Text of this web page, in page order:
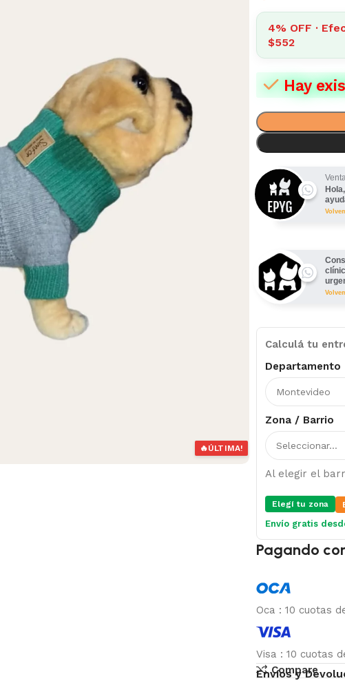
🔥ÚLTIMA!
4% OFF ·
$552
Hay
Calculá tu
Departamento
Zona / Barrio
Al elegir el
Elegí tu zona
Envío gratis
Pagando
Oca : 10 cuotas
Visa : 10 cuotas
Compare
Envíos y